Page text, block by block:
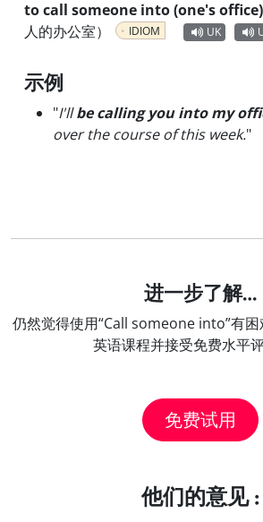
to call someone into (one's office)
人的办公室）
IDIOM UK
示例
"I'llbe calling you into my
over the course of this week."
进一步了解…
仍然觉得使用“Call someone into”有
英语课程并接受免费水平
免费试用
他们的意见 :